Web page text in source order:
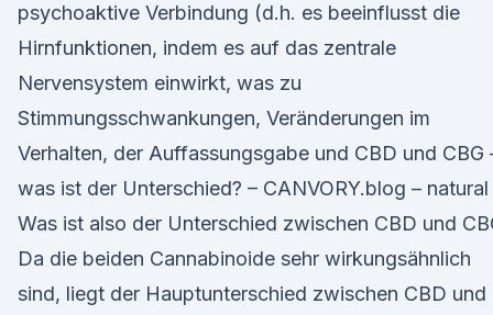
psychoaktive Verbindung (d.h. es beeinflusst die
Hirnfunktionen, indem es auf das zentrale
Nervensystem einwirkt, was zu
Stimmungsschwankungen, Veränderungen im
Verhalten, der Auffassungsgabe und CBD und CBG
was ist der Unterschied? – CANVORY.blog – natural
Was ist also der Unterschied zwischen CBD und
Da die beiden Cannabinoide sehr wirkungsähnlich
sind, liegt der Hauptunterschied zwischen CBD und